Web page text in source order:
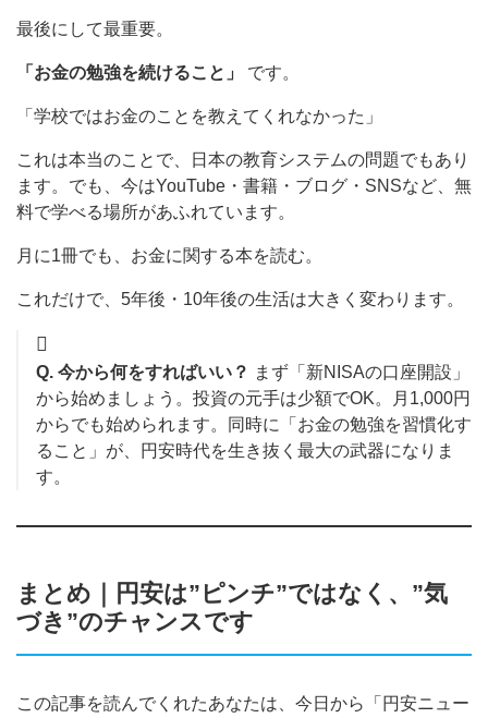
最後にして最重要。
「お金の勉強を続けること」 です。
「学校ではお金のことを教えてくれなかった」
これは本当のことで、日本の教育システムの問題でもあり
ます。でも、今はYouTube・書籍・ブログ・SNSなど、無
料で学べる場所があふれています。
月に1冊でも、お金に関する本を読む。
これだけで、5年後・10年後の生活は大きく変わります。
Q. 今から何をすればいい？ まず「新NISAの口座開設」
から始めましょう。投資の元手は少額でOK。月1,000円
からでも始められます。同時に「お金の勉強を習慣化す
ること」が、円安時代を生き抜く最大の武器になりま
す。
まとめ｜円安は”ピンチ”ではなく、”気
づき”のチャンスです
この記事を読んでくれたあなたは、今日から「円安ニュー